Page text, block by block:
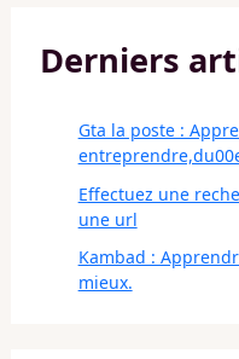
Derniers
Gta la poste :
Effectuez une
une url
Kambad :
mieux.